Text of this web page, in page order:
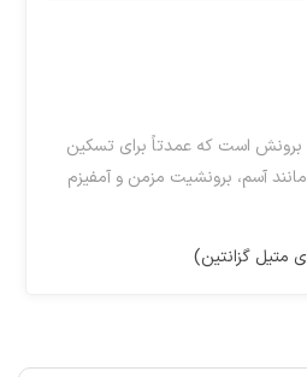
برونش است که عمدتاً برای تسکین
آسم، برونشیت مزمن و آمفیزم
متیل گزانتین)